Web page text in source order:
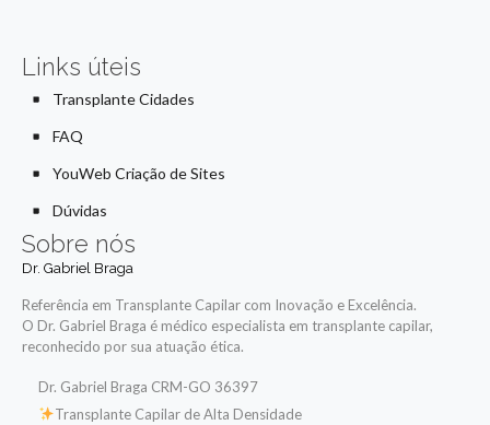
Links úteis
Transplante Cidades
FAQ
YouWeb Criação de Sites
Dúvidas
Sobre nós
Dr. Gabriel Braga
Referência em Transplante Capilar com Inovação e Excelência.
O Dr. Gabriel Braga é médico especialista em transplante capilar,
reconhecido por sua atuação ética.
Dr. Gabriel Braga CRM-GO 36397
Transplante Capilar de Alta Densidade